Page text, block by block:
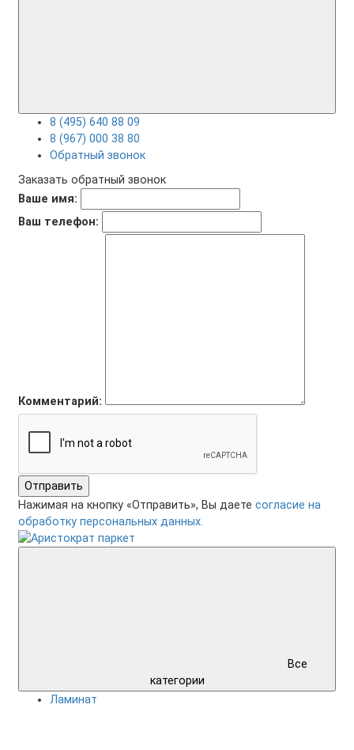
8 (495) 640 88 09
8 (967) 000 38 80
Обратный звонок
Заказать обратный звонок
Ваше имя:
Ваш телефон:
Комментарий:
Отправить
Нажимая на кнопку «Отправить», Вы даете согласие на
обработку персональных данных.
Все
категории
Ламинат